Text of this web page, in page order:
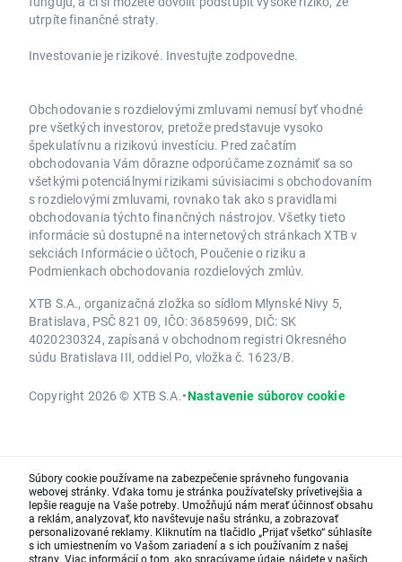
utrpíte finančné straty.
Investovanie je rizikové. Investujte zodpovedne.
Obchodovanie s rozdielovými zmluvami nemusí byť vhodné
pre všetkých investorov, pretože predstavuje vysoko
špekulatívnu a rizikovú investíciu. Pred začatím
obchodovania Vám dôrazne odporúčame zoznámiť sa so
všetkými potenciálnymi rizikami súvisiacimi s obchodovaním
s rozdielovými zmluvami, rovnako tak ako s pravidlami
obchodovania týchto finančných nástrojov. Všetky tieto
informácie sú dostupné na internetových stránkach XTB v
sekciách Informácie o účtoch, Poučenie o riziku a
Podmienkach obchodovania rozdielových zmlúv.
XTB S.A., organizačná zložka so sídlom Mlynské Nivy 5,
Bratislava, PSČ 821 09, IČO: 36859699, DIČ: SK
4020230324, zapísaná v obchodnom registri Okresného
súdu Bratislava III, oddiel Po, vložka č. 1623/B.
Copyright 2026 © XTB S.A.•Nastavenie súborov cookie
Súbory cookie používame na zabezpečenie správneho fungovania
webovej stránky. Vďaka tomu je stránka používateľsky prívetivejšia a
lepšie reaguje na Vaše potreby. Umožňujú nám merať účinnosť obsahu
a reklám, analyzovať, kto navštevuje našu stránku, a zobrazovať
personalizované reklamy. Kliknutím na tlačidlo „Prijať všetko“ súhlasíte
s ich umiestnením vo Vašom zariadení a s ich používaním z našej
strany. Viac informácií o tom, ako spracúvame údaje, nájdete v našich